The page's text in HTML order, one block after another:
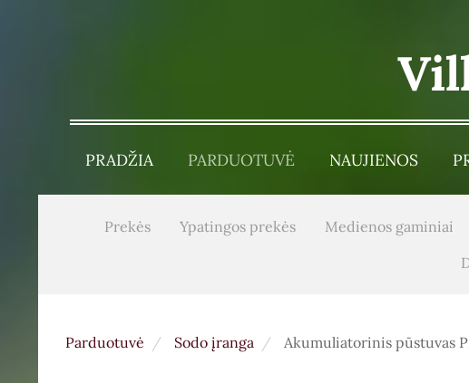
PRADŽIA PARDUOTUVĖ NAUJIENOS
Prekės Ypatingos prekės Medienos gaminiai
Parduotuvė Sodo įranga Akumuliatorinis pūstuvas